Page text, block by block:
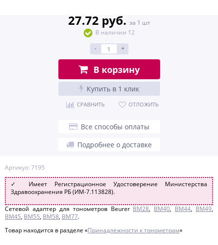
Артикул: 7195
✓ Имеет Регистрационное Удостоверение Министерства
Здравоохранения РБ (ИМ-7.113828).
Сетевой адаптер для тонометров Beurer BM28, BM40, BM44, BM49,
BM45, BM55, BM58, BM77.
Товар находится в разделе «Принадлежности к тонометрам»
27.72 руб. за 1 шт
В наличии 12
-
+
В корзину
Купить в 1 клик
СРАВНИТЬ ОТЛОЖИТЬ
Все способы оплаты
Подробнее о доставке